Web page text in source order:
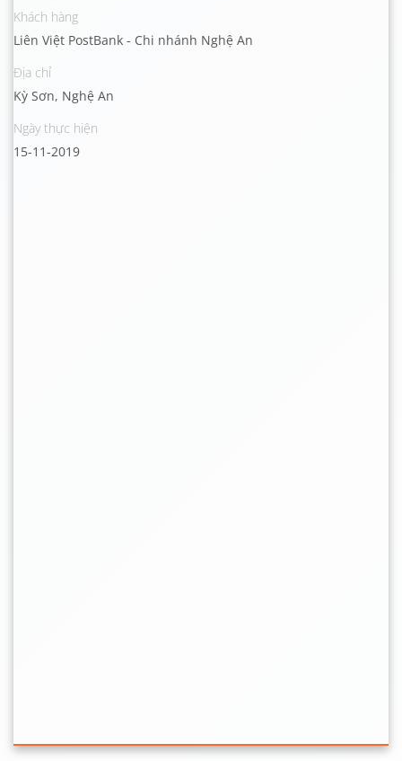
Khách hàng
Liên Việt PostBank - Chi nhánh Nghệ An
Địa chỉ
Kỳ Sơn, Nghệ An
Ngày thực hiện
15-11-2019